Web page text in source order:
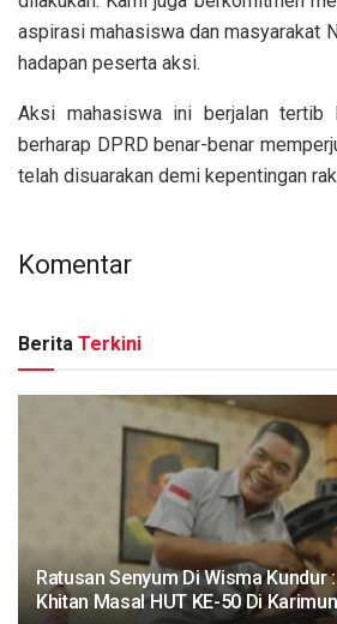
aspirasi mahasiswa dan masyarakat
hadapan peserta aksi.
Aksi mahasiswa ini berjalan tertib
berharap DPRD benar-benar
telah disuarakan demi kepentingan
Komentar
Berita Terkini
Ratusan Senyum Di Wisma Kundur
Khitan Masal HUT KE-50 Di Karimun